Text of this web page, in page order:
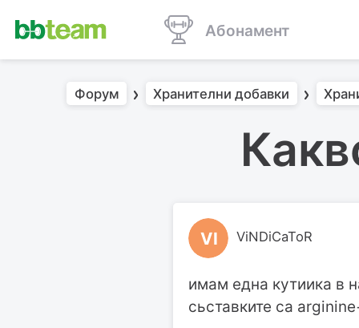
Абонамент
Форум Хранителни добавки
VI ViNDiCaToR
имам една кутиика в
сьставките са